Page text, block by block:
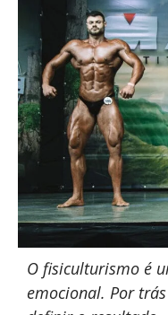
O fisiculturismo é
emocional. Por